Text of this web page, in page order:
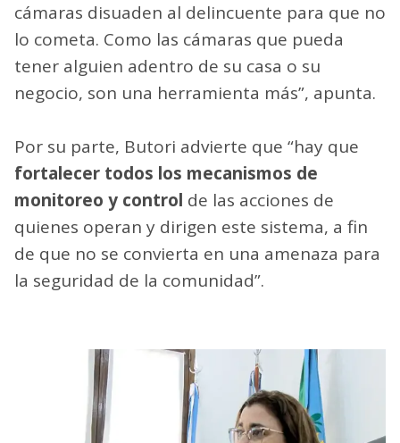
cámaras disuaden al delincuente para que no
lo cometa. Como las cámaras que pueda
tener alguien adentro de su casa o su
negocio, son una herramienta más”, apunta.
Por su parte, Butori advierte que “hay que
fortalecer todos los mecanismos de
monitoreo y control de las acciones de
quienes operan y dirigen este sistema, a fin
de que no se convierta en una amenaza para
la seguridad de la comunidad”.